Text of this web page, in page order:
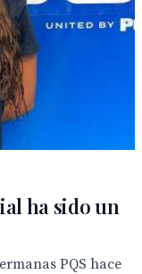
ha sido un
PQS hace